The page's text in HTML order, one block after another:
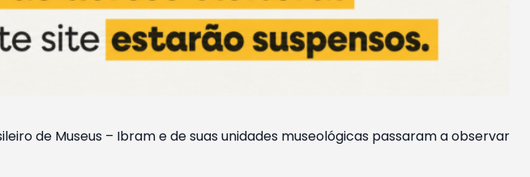
de Museus – Ibram e de suas unidades museológicas passaram a observar